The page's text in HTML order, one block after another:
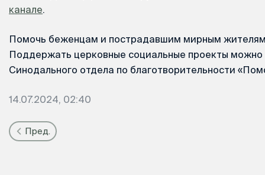
канале.
Помочь беженцам и пострадавшим мирным
Поддержать церковные социальные проекты
Синодального отдела по благотворительности
14.07.2024, 02:40
Пред.